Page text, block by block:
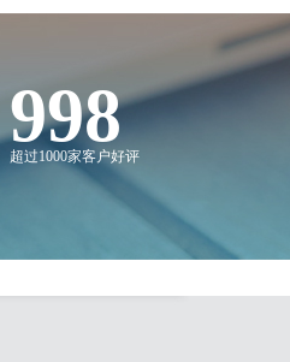
1,000
超过1000家客户好评